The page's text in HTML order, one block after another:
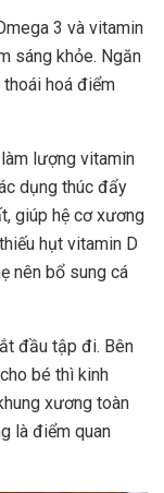
3 và vitamin
sáng khỏe. Ngăn
hoá điểm
lượng vitamin
dụng thúc đẩy
giúp hệ cơ xương
hụt vitamin D
nên bổ sung cá
đầu tập đi. Bên
bé thì kinh
xương toàn
là điểm quan